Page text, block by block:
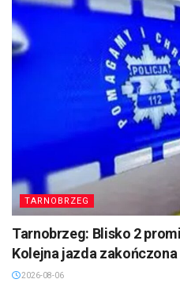
TARNOBRZEG
Tarnobrzeg: Blisko 2
Kolejna jazda
2026-08-06